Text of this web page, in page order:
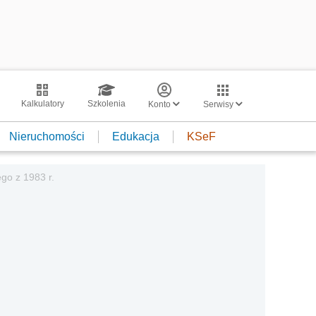
Kalkulatory Szkolenia Konto Serwisy
Nieruchomości Edukacja KSeF
z 1983 r.